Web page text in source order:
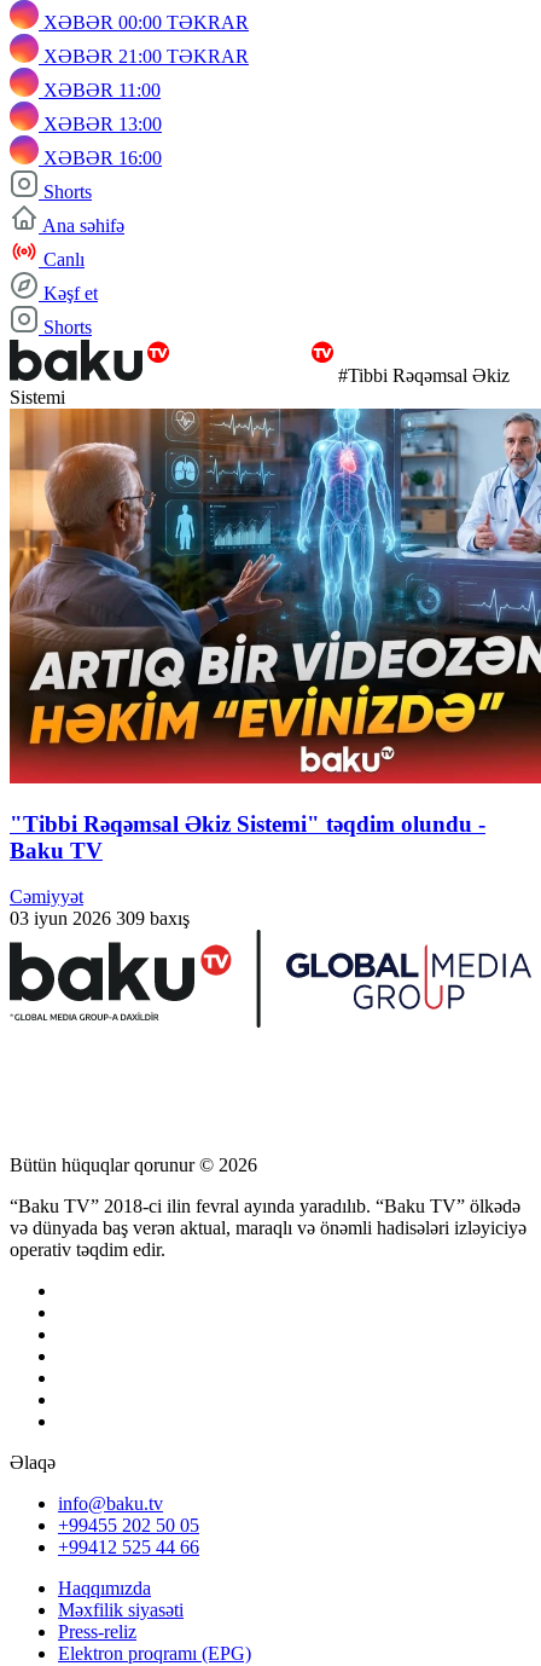
XƏBƏR 00:00 TƏKRAR
XƏBƏR 21:00 TƏKRAR
XƏBƏR 11:00
XƏBƏR 13:00
XƏBƏR 16:00
Shorts
Ana səhifə
Canlı
Kəşf et
Shorts
#Tibbi Rəqəmsal Əkiz
Sistemi
"Tibbi Rəqəmsal Əkiz Sistemi" təqdim olundu -
Baku TV
Cəmiyyət
03 iyun 2026 309 baxış
Bütün hüquqlar qorunur © 2026
“Baku TV” 2018-ci ilin fevral ayında yaradılıb. “Baku TV” ölkədə
və dünyada baş verən aktual, maraqlı və önəmli hadisələri izləyiciyə
operativ təqdim edir.
Əlaqə
info@baku.tv
+99455 202 50 05
+99412 525 44 66
Haqqımızda
Məxfilik siyasəti
Press-reliz
Elektron proqramı (EPG)